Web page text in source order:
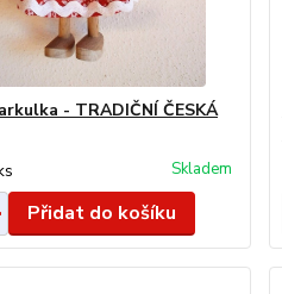
- TRADIČNÍ ČESKÁ
Skladem
Přidat do košíku